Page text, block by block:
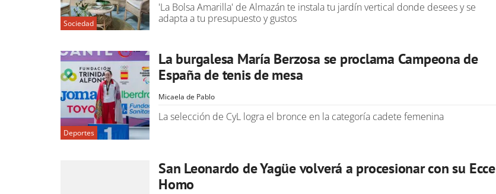
Sociedad
'La Bolsa Amarilla' de Almazán te instala tu jardín vertical donde desees y se
adapta a tu presupuesto y gustos
Deportes
La burgalesa María Berzosa se proclama Campeona de
España de tenis de mesa
Micaela de Pablo
La selección de CyL logra el bronce en la categoría cadete femenina
San Leonardo de Yagüe volverá a procesionar con su Ecce
Homo